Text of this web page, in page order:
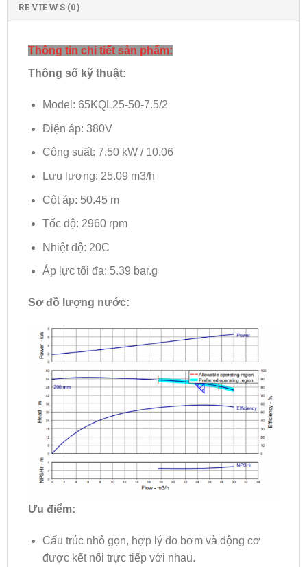
REVIEWS (0)
Thông tin chi tiết sản phẩm:
Thông số kỹ thuật:
Model: 65KQL25-50-7.5/2
Điện áp: 380V
Công suất: 7.50 kW / 10.06
Lưu lượng: 25.09 m3/h
Cột áp: 50.45 m
Tốc độ: 2960 rpm
Nhiệt độ: 20C
Áp lực tối đa: 5.39 bar.g
Sơ đồ lượng nước:
Ưu điểm:
Cấu trúc nhỏ gọn, hợp lý do bơm và động cơ
được kết nối trực tiếp với nhau.